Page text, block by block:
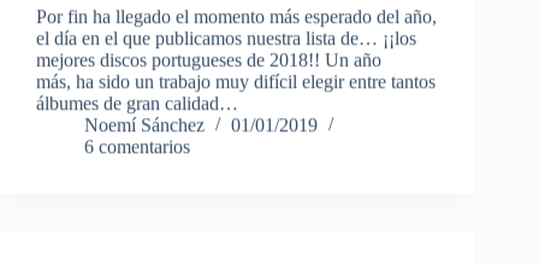
Por fin ha llegado el momento más esperado del año,
el día en el que publicamos nuestra lista de… ¡¡los
mejores discos portugueses de 2018!! Un año
más, ha sido un trabajo muy difícil elegir entre tantos
álbumes de gran calidad…
Noemí Sánchez
01/01/2019
6 comentarios